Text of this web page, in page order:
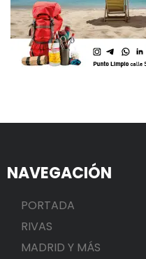
NAVEGACIÓN
PORTADA
RIVAS
MADRID Y MÁS